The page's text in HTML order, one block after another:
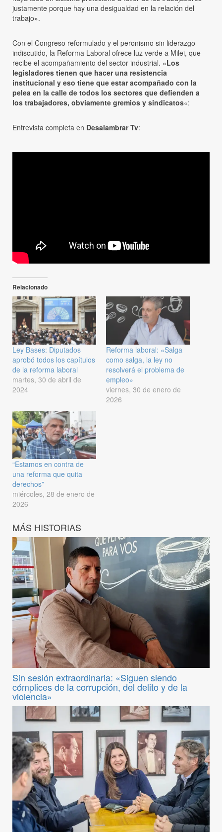
justamente porque hay una desigualdad en la relación del
trabajo».
Con el Congreso reformulado y el peronismo sin liderazgo
indiscutido, la Reforma Laboral ofrece luz verde a Milei, que
recibe el acompañamiento del sector industrial. «Los
legisladores tienen que hacer una resistencia
institucional y eso tiene que estar acompañado con la
pelea en la calle de todos los sectores que defienden a
los trabajadores, obviamente gremios y sindicatos«:
Entrevista completa en Desalambrar Tv:
Relacionado
Ley Bases: Diputados
aprobó todos los capítulos
de la reforma laboral
martes, 30 de abril de
2024
Reforma laboral: «Salga
como salga, la ley no
resolverá el problema de
empleo»
viernes, 30 de enero de
2026
“Estamos en contra de
una reforma que quita
derechos”
miércoles, 28 de enero de
2026
MÁS HISTORIAS
Sin sesión extraordinaria: «Siguen siendo
cómplices de la corrupción, del delito y de la
violencia»